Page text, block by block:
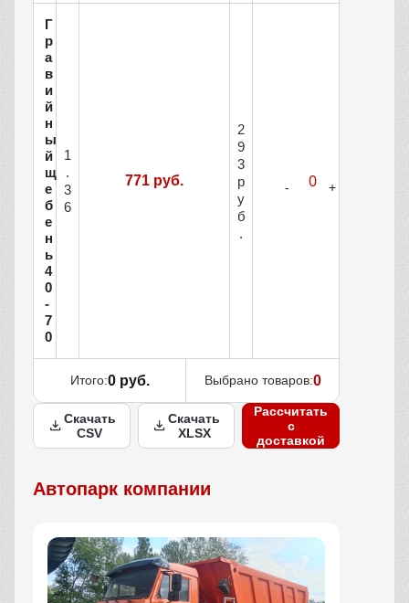
Г
р
а
в
и
й
н
ы
й
щ
е
б
е
н
ь
4
0
-
7
0
1
.
3
6
771 руб.
2
9
3
р
у
б
.
Итого:0 руб. Выбрано товаров:0
Скачать
CSV
Скачать
XLSX
Рассчитать
с
доставкой
Автопарк компании